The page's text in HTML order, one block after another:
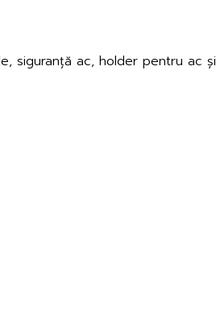
siguranță ac, holder pentru ac și